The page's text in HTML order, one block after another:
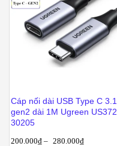
Cáp nối dài USB Type C 3.1
gen2 dài 1M Ugreen US372
30205
200.000₫ – 280.000₫